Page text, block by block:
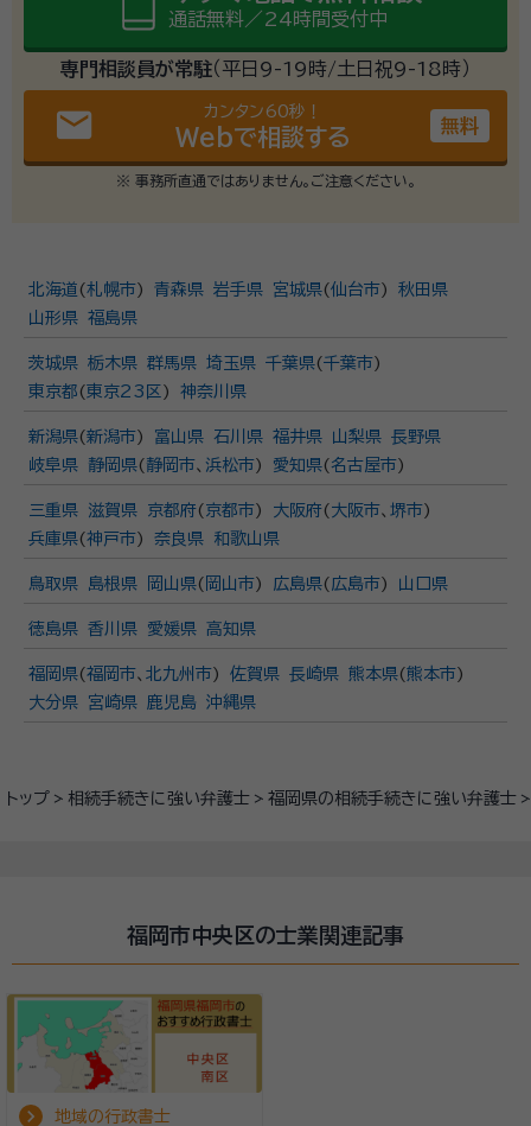
トップ 相続手続きに強い弁護士 福岡県の相続手続きに強い弁護士
通話無料／24時間受付中
専門相談員が常駐（平日9-19時/土日祝9-18時）
email カンタン60秒！
Webで相談する 無料
※ 事務所直通ではありません。ご注意ください。
北海道 (札幌市) 青森県 岩手県 宮城県(仙台市)
秋田県
山形県 福島県
茨城県 栃木県 群馬県 埼玉県 千葉県(千葉市)
東京都 ( 東京23区 ) 神奈川県
新潟県(新潟市) 富山県 石川県 福井県 山梨県 長野県
岐阜県
静岡県( 静岡市、 浜松市) 愛知県( 名古屋市)
三重県 滋賀県 京都府( 京都市) 大阪府( 大阪市、 堺市)
兵庫県(神戸市) 奈良県 和歌山県
鳥取県 島根県 岡山県( 岡山市) 広島県( 広島市) 山口県
徳島県 香川県 愛媛県 高知県
福岡県(福岡市、 北九州市) 佐賀県 長崎県 熊本県(熊本市)
大分県
宮崎県 鹿児島 沖縄県
福岡市中央区の士業関連記事
地域の行政書士